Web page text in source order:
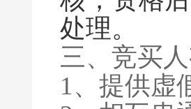
处理。
三、竞买
1、提供虚